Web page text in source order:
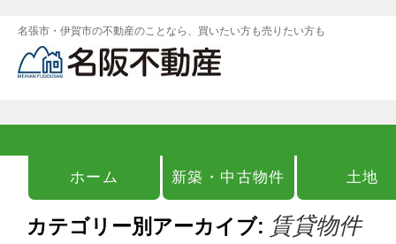
名張市・伊賀市の不動産のことなら、買いたい方も売りたい方も
ホーム 新築・中古物件 土地
カテゴリー別アーカイブ: 賃貸物件